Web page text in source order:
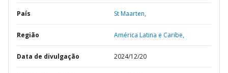
País St Maarten,
Região América Latina e Caribe,
Data de divulgação 2024/12/20